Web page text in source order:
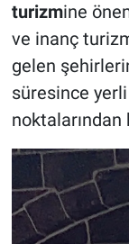
turizmine
ve inanç
gelen
süresince